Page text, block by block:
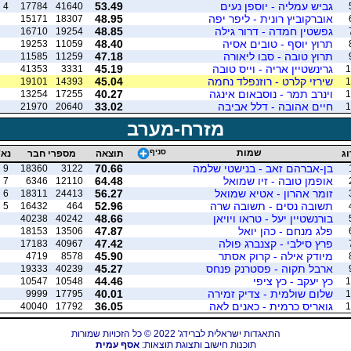
גביש עמליה - יוספן נעים 53.49
41640
17784
4
אוברקוביץ רונית - ליפר יפה 48.95
18307
15171
גפשטין חמדה - דרור גילה 48.85
19254
16710
תרוץ יוסף - טובים אסיה 48.40
11059
19253
תרוץ טובה - סבו ליאורה 47.18
11259
11585
גרינשטיין אריה - וייס טובה 45.19
3331
41353
שירזי קלרט - רוזנפלד נחמה 45.04
14393
19101
וינרב תמר - נוסבאום אינגה 40.27
17255
13254
חיים אהובה - דלל אביבה 33.02
20640
21970
מזרח-מערב
שמות סניף תוצאה מספרי חבר
1
בן-אברהם זאב - בנישטי שלמה 70.66
3122
18360
9
אופמן טובה - זיו שמואל 64.48
12110
6346
7
זומר אהרון - אטיא שמואל 56.27
24413
18311
6
תשובה נסים - תשובה שרה 52.96
464
16432
5
בורנשטיין יעל - טראו ויויאן 48.66
40242
40238
פלג מנחם - כהן יואל 47.87
13506
18153
פרץ סילבי - קצנברג פולה 47.42
40967
17183
מיודק אילה - קרוק אסתר 45.90
8578
4719
ארבל תקוה - פסטרנק פנחס 45.27
40239
19333
כץ יעקב - כץ ציפי 44.46
10548
10547
שלום שולמית - צדיק זמירה 40.01
17795
9999
גואריס כרמית - כאנים לאה 36.05
17792
40040
התאגדות ישראלית לברידג' 2022 © כל הזכויות שמורות
תוכנות חישוב ותצוגת תוצאות:אסף עמית